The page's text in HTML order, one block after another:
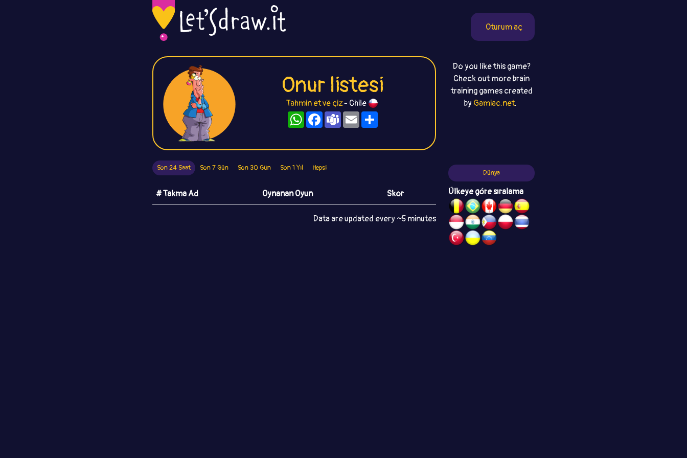
Oturum aç
Onur listesi
Tahmin et ve çiz- Chile
WhatsAppFacebook
TeamsEmailPaylaş
Do you like this game?
Check out more brain
training games created
by Gamiac.net.
Son 24 Saat Son 7 Gün Son 30 Gün Son 1 Yıl Hepsi
# Takma Ad Oynanan Oyun Skor
Data are updated every ~5 minutes
Dünya
Ülkeye göre sıralama